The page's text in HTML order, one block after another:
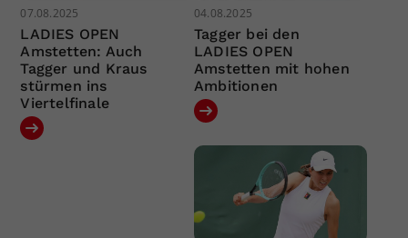
07.08.2025
LADIES OPEN
Amstetten: Auch
Tagger und Kraus
stürmen ins
Viertelfinale
04.08.2025
Tagger bei den
LADIES OPEN
Amstetten mit hohen
Ambitionen